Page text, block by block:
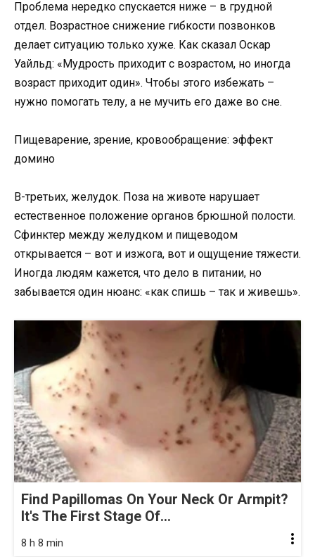
Проблема нередко спускается ниже – в грудной
отдел. Возрастное снижение гибкости позвонков
делает ситуацию только хуже. Как сказал Оскар
Уайльд: «Мудрость приходит с возрастом, но иногда
возраст приходит один». Чтобы этого избежать –
нужно помогать телу, а не мучить его даже во сне.
Пищеварение, зрение, кровообращение: эффект
домино
В-третьих, желудок. Поза на животе нарушает
естественное положение органов брюшной полости.
Сфинктер между желудком и пищеводом
открывается – вот и изжога, вот и ощущение тяжести.
Иногда людям кажется, что дело в питании, но
забывается один нюанс: «как спишь – так и живешь».
Find Papillomas On Your Neck Or Armpit?
It's The First Stage Of...
8 h 8 min